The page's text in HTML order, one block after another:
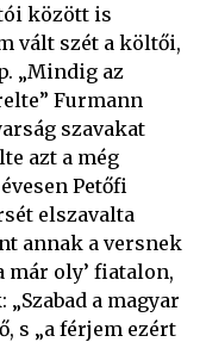
között is
vált szét a költői,
„Mindig az
Furmann
szavakat
azt a még
Petőfi
elszavalta
annak a versnek
már oly’ fiatalon,
a magyar
s „a férjem ezért